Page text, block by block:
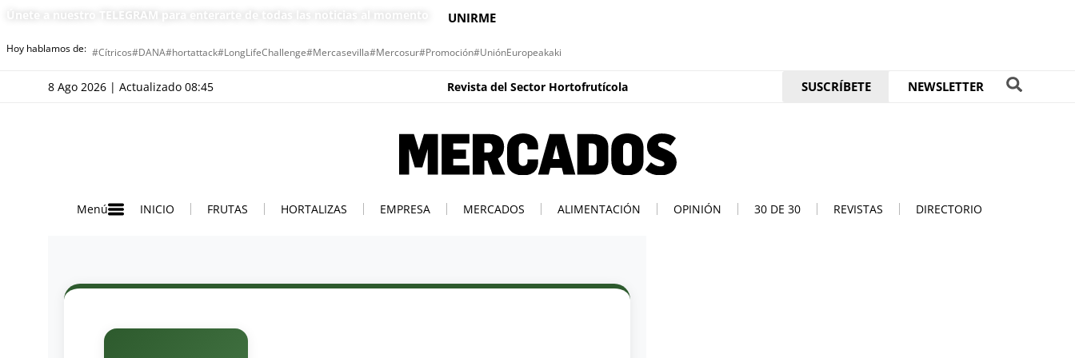
Únete a nuestro TELEGRAM para enterarte de todas las noticias al momento UNIRME
Hoy hablamos de: #Cítricos#DANA#hortattack#LongLifeChallenge#Mercasevilla#Mercosur#Promoción#UniónEuropeakaki
8 Ago 2026 | Actualizado 08:45 Revista del Sector Hortofrutícola SUSCRÍBETE NEWSLETTER
Menú INICIO FRUTAS HORTALIZAS EMPRESA MERCADOS ALIMENTACIÓN OPINIÓN 30 DE 30 REVISTAS DIRECTORIO